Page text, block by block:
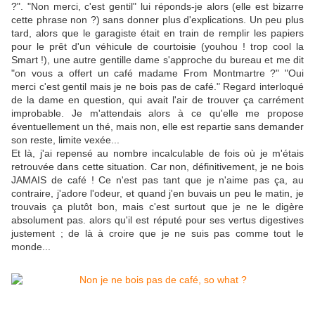
?". "Non merci, c'est gentil" lui réponds-je alors (elle est bizarre
cette phrase non ?) sans donner plus d'explications. Un peu plus
tard, alors que le garagiste était en train de remplir les papiers
pour le prêt d'un véhicule de courtoisie (youhou ! trop cool la
Smart !), une autre gentille dame s'approche du bureau et me dit
"on vous a offert un café madame From Montmartre ?" "Oui
merci c'est gentil mais je ne bois pas de café." Regard interloqué
de la dame en question, qui avait l'air de trouver ça carrément
improbable. Je m'attendais alors à ce qu'elle me propose
éventuellement un thé, mais non, elle est repartie sans demander
son reste, limite vexée...
Et là, j'ai repensé au nombre incalculable de fois où je m'étais
retrouvée dans cette situation. Car non, définitivement, je ne bois
JAMAIS de café ! Ce n'est pas tant que je n'aime pas ça, au
contraire, j'adore l'odeur, et quand j'en buvais un peu le matin, je
trouvais ça plutôt bon, mais c'est surtout que je ne le digère
absolument pas. alors qu'il est réputé pour ses vertus digestives
justement ; de là à croire que je ne suis pas comme tout le
monde...